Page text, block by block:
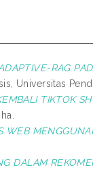
RAG
Universitas
TIKTOK
WEB
DALAM